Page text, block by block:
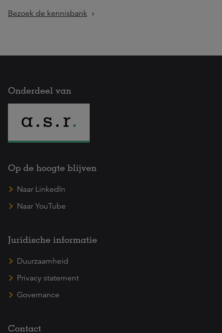
Bezoek de kennisbank
Onderdeel van
Op de hoogte blijven
Naar LinkedIn
Naar YouTube
Juridische informatie
Duurzaamheid
Privacy statement
Governance
Contact